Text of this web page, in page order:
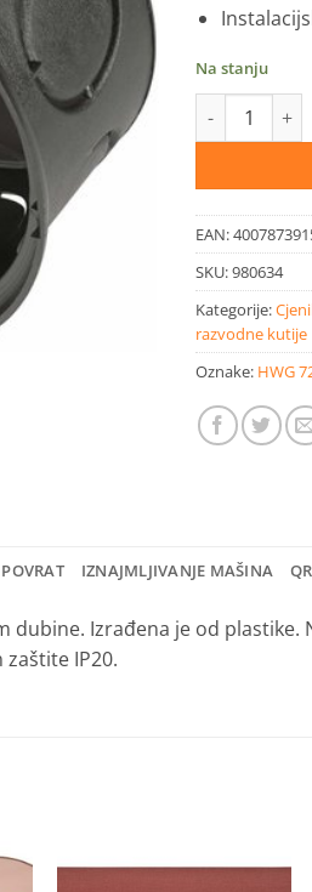
Na stanju
LUX
EAN:
SKU:980634
Kategorije:
razvodne kutije
Oznake: HWG
IZNAJMLJIVANJE MAŠINA
dubine. Izrađena je od
IP20.